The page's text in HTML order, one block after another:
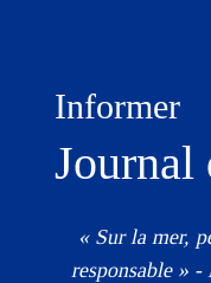
Informer
Journal
« Sur la mer,
responsable »